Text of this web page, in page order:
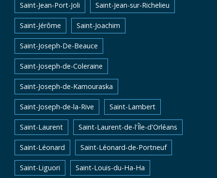
Saint-Jean-Port-Joli Saint-Jean-sur-Richelieu
Saint-Jérôme Saint-Joachim
Saint-Joseph-De-Beauce
Saint-Joseph-de-Coleraine
Saint-Joseph-de-Kamouraska
Saint-Joseph-de-la-Rive Saint-Lambert
Saint-Laurent Saint-Laurent-de-l'Île-d'Orléans
Saint-Léonard Saint-Léonard-de-Portneuf
Saint-Liguori Saint-Louis-du-Ha-Ha